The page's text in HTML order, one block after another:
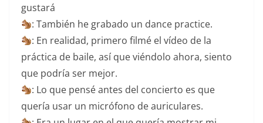
gustará
: También he grabado un dance practice.
: En realidad, primero filmé el vídeo de la
práctica de baile, así que viéndolo ahora, siento
que podría ser mejor.
: Lo que pensé antes del concierto es que
quería usar un micrófono de auriculares.